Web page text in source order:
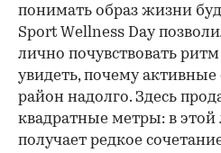
понимать образ жизни
Sport Wellness Day
лично почувствовать
увидеть, почему
район надолго. Здесь
квадратные метры: в
получает редкое